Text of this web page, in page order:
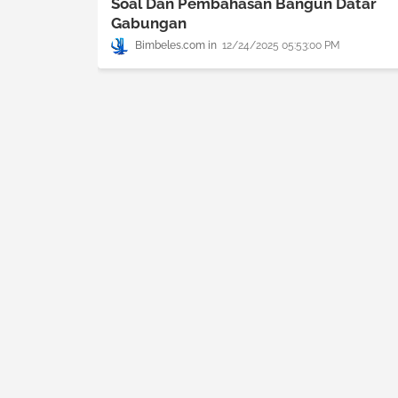
Soal Dan Pembahasan Bangun Datar
Gabungan
Bimbeles.com 12/24/2025 05:53:00 PM